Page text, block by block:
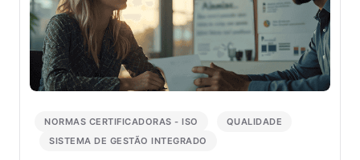
NORMAS CERTIFICADORAS - ISO
QUALIDADE
SISTEMA DE GESTÃO INTEGRADO